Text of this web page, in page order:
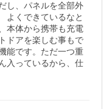
し、パネルを全部外
よくできているなと
本体から携帯も充電
ドアを楽しむ事もで
能です。ただ一つ重
入っているから、仕